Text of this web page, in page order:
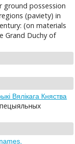
ground possession
(paviety) in
(on materials
Grand Duchy of
Вялiкага Княства